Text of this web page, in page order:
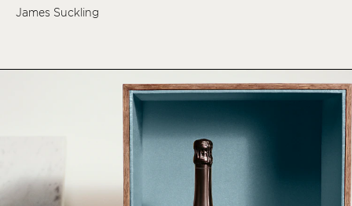
James Suckling